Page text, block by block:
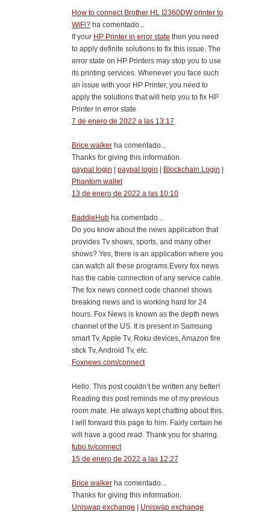
How to connect Brother HL I2360DW printer to
WiFi? ha comentado...
If your HP Printer in error state then you need
to apply definite solutions to fix this issue. The
error state on HP Printers may stop you to use
its printing services. Whenever you face such
an issue with your HP Printer, you need to
apply the solutions that will help you to fix HP
Printer in error state
7 de enero de 2022 a las 13:17
Brice walker ha comentado...
Thanks for giving this information.
paypal login | paypal login | Blockchain Login |
Phantom wallet
13 de enero de 2022 a las 10:10
BaddieHub ha comentado...
Do you know about the news application that
provides Tv shows, sports, and many other
shows? Yes, there is an application where you
can watch all these programs.Every fox news
has the cable connection of any service cable.
The fox news connect code channel shows
breaking news and is working hard for 24
hours. Fox News is known as the depth news
channel of the US. It is present in Samsung
smart Tv, Apple Tv, Roku devices, Amazon fire
stick Tv, Android Tv, etc.
Foxnews.com/connect
Hello. This post couldn’t be written any better!
Reading this post reminds me of my previous
room mate. He always kept chatting about this.
I will forward this page to him. Fairly certain he
will have a good read. Thank you for sharing.
fubo.tv/connect
15 de enero de 2022 a las 12:27
Brice walker ha comentado...
Thanks for giving this information.
Uniswap exchange | Uniswap exchange